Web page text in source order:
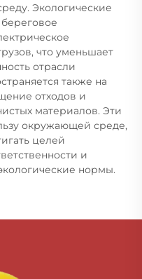
Экологические
что уменьшает
отрасли
также на
отходов и
материалов. Эти
окружающей среде,
целей
и
нормы.